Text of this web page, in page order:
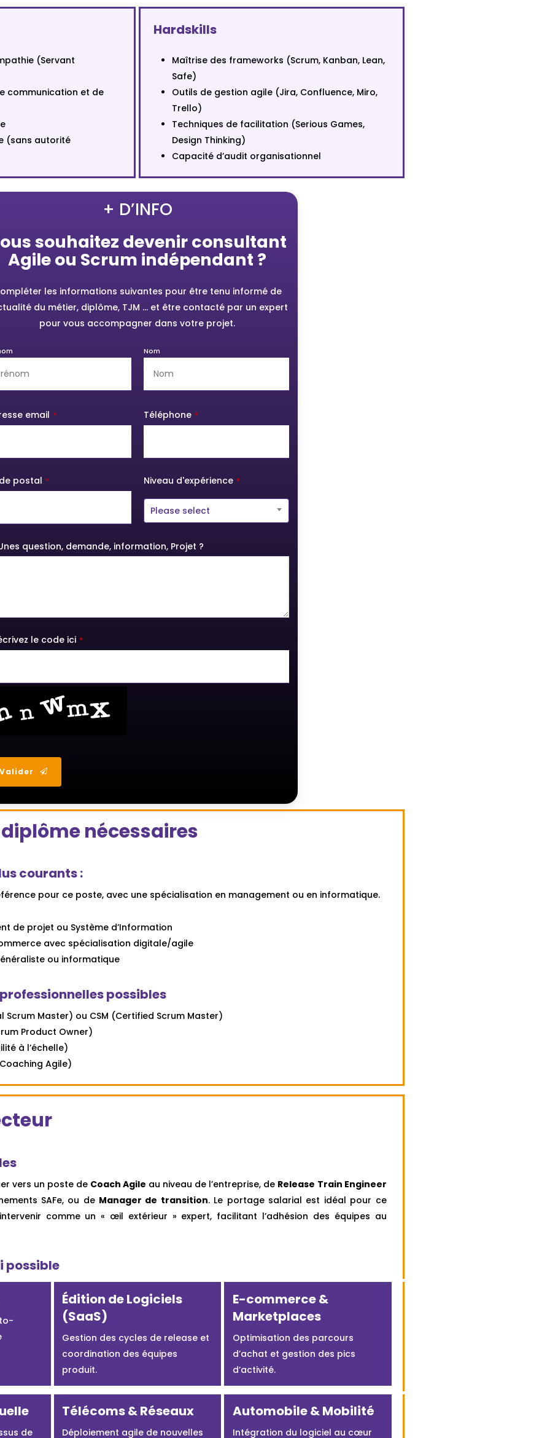
(Servant
communication et de
(sans autorité
Hardskills
Maîtrise des frameworks (Scrum, Kanban, Lean,
Safe)
Outils de gestion agile (Jira, Confluence, Miro,
Trello)
Techniques de facilitation (Serious Games,
Design Thinking)
Capacité d’audit organisationnel
+ D’INFO
souhaitez devenir consultant
Agile ou Scrum indépendant ?
les informations suivantes pour être tenu informé de
du métier, diplôme, TJM … et être contacté par un expert
pour vous accompagner dans votre projet.
Nom
email *
postal *
Téléphone *
Niveau d'expérience *
Please select
question, demande, information, Projet ?
le code ici *
Valider
nécessaires
courants :
pour ce poste, avec une spécialisation en management ou en informatique.
de projet ou Système d’Information
avec spécialisation digitale/agile
ou informatique
possibles
Scrum Master) ou CSM (Certified Scrum Master)
Product Owner)
à l’échelle)
Agile)
vers un poste de Coach Agile au niveau de l’entreprise, de Release Train Engineer
SAFe, ou de Manager de transition. Le portage salarial est idéal pour ce
comme un « œil extérieur » expert, facilitant l’adhésion des équipes au
possible
Édition de Logiciels
(SaaS)
Gestion des cycles de release et
coordination des équipes
produit.
E-commerce &
Marketplaces
Optimisation des parcours
d’achat et gestion des pics
d’activité.
de
Télécoms & Réseaux
Déploiement agile de nouvelles
Automobile & Mobilité
Intégration du logiciel au cœur